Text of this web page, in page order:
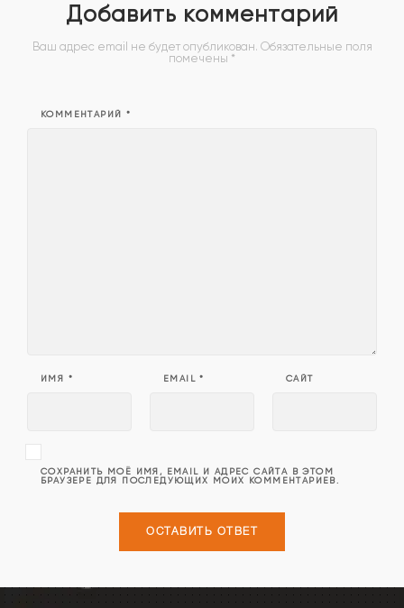
Добавить комментарий
Ваш адрес email не будет опубликован. Обязательные поля
помечены *
КОММЕНТАРИЙ *
ИМЯ * EMAIL* САЙТ
СОХРАНИТЬ МОЁ ИМЯ, EMAIL И АДРЕС САЙТА В ЭТОМ
БРАУЗЕРЕ ДЛЯ ПОСЛЕДУЮЩИХ МОИХ КОММЕНТАРИЕВ.